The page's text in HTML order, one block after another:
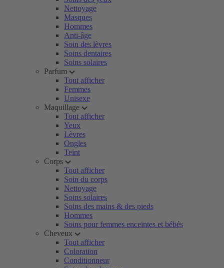
Nettoyage
Masques
Hommes
Anti-âge
Soin des lèvres
Soins dentaires
Soins solaires
Parfum
Tout afficher
Femmes
Unisexe
Maquillage
Tout afficher
Yeux
Lèvres
Ongles
Teint
Corps
Tout afficher
Soin du corps
Nettoyage
Soins solaires
Soins des mains & des pieds
Hommes
Soins pour femmes enceintes et bébés
Cheveux
Tout afficher
Coloration
Conditionneur